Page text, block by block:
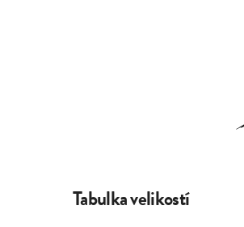
Tabulka velikostí